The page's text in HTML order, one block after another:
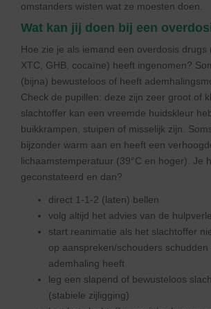
omstanders wisten wat ze moesten doen.
Wat kan jij doen bij een
Hoe zie je als iemand een overdosis drugs
XTC, GHB, cocaïne) heeft ingenomen?
(bijna) bewusteloos of heeft
Check de pupillen: deze zijn zeer groot of
slachtoffer kan een vreemde huidskleur
buikkrampen, stuipen of misselijk zijn.
bijzonder warm aan en heeft een
lichaamstemperatuur (39°C en hoger). Je
geconstateerd en dan?
direct 1-1-2 (laten) bellen
volg altijd het advies van de
start reanimatie als het slachtoffer
op aanspreken/schouders
ademhaling heeft
leg een slapend of bewusteloos
(stabiele zijligging)